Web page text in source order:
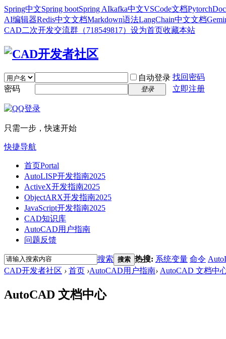
Spring中文Spring bootSpring AIkafka中文VSCode文档Pytorch
AI编辑器Redis中文文档Markdown语法LangChain中文文档
CAD二次开发交流群（718549817） 设为首页收藏本站
自动登录 找回密码
密码
登录 立即注册
只需一步，快速开始
快捷导航
首页Portal
AutoLISP开发指南2025
ActiveX开发指南2025
ObjectARX开发指南2025
JavaScript开发指南2025
CAD知识库
AutoCAD用户指南
问题反馈
搜索 搜索 热搜: 系统变量 命令
CAD开发者社区 › 首页 ›AutoCAD用户指南› AutoCAD 文档中
AutoCAD 文档中心